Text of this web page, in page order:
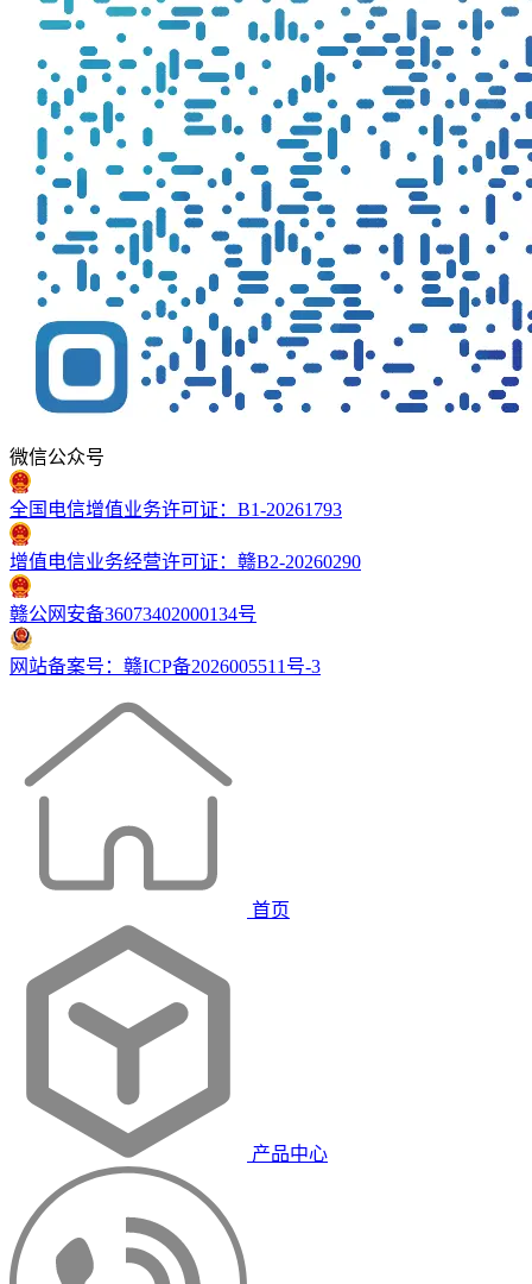
微信公众号
全国电信增值业务许可证：B1-20261793
增值电信业务经营许可证：赣B2-20260290
赣公网安备36073402000134号
网站备案号：赣ICP备2026005511号-3
首页
产品中心